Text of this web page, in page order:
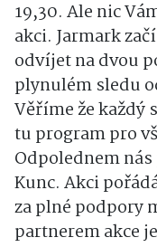
19,30. Ale nic
akci. Jarmark
odvíjet na dvou
plynulém sledu
Věříme že každý
tu program pro
Odpolednem
Kunc. Akci
za plné podpory
partnerem akce